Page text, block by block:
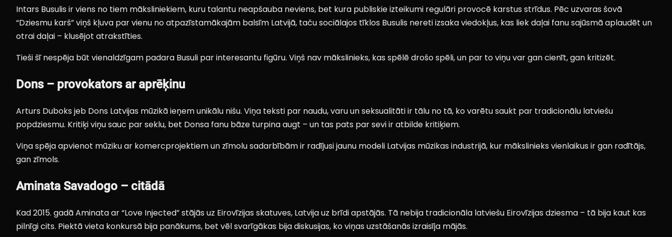
Intars Busulis ir viens no tiem māksliniekiem, kuru talantu neapšauba neviens, bet kura publiskie izteikumi regulāri provocē karstus strīdus. Pēc uzvaras šovā
“Dziesmu karš” viņš kļuva par vienu no atpazīstamākajām balsīm Latvijā, taču sociālajos tīklos Busulis nereti izsaka viedokļus, kas liek daļai fanu sajūsmā aplaudēt un
otrai daļai – klusējot atrakstīties.
Tieši šī nespēja būt vienaldzīgam padara Busuli par interesantu figūru. Viņš nav mākslinieks, kas spēlē drošo spēli, un par to viņu var gan cienīt, gan kritizēt.
Dons – provokators ar aprēķinu
Arturs Duboks jeb Dons Latvijas mūzikā ieņem unikālu nišu. Viņa teksti par naudu, varu un seksualitāti ir tālu no tā, ko varētu saukt par tradicionālu latviešu
popdziesmu. Kritiķi viņu sauc par seklu, bet Donsa fanu bāze turpina augt – un tas pats par sevi ir atbilde kritiķiem.
Viņa spēja apvienot mūziku ar komercprojektiem un zīmolu sadarbībām ir radījusi jaunu modeli Latvijas mūzikas industrijā, kur mākslinieks vienlaikus ir gan radītājs,
gan zīmols.
Aminata Savadogo – citādā
Kad 2015. gadā Aminata ar “Love Injected” stājās uz Eirovīzijas skatuves, Latvija uz brīdi apstājās. Tā nebija tradicionāla latviešu Eirovīzijas dziesma – tā bija kaut kas
pilnīgi cits. Piektā vieta konkursā bija panākums, bet vēl svarīgākas bija diskusijas, ko viņas uzstāšanās izraisīja mājās.